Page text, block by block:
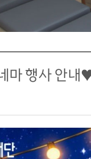
마 행사 안내